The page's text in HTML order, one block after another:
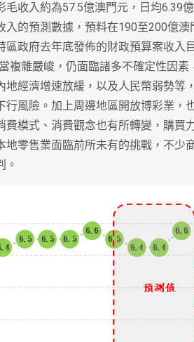
收入約為57.5億澳門元，日均6.39
的預測數據，預料在190至200億澳
政府去年底發佈的財政預算案收入
複雜嚴峻，仍面臨諸多不確定性因素
經濟增速放緩，以及人民幣弱勢等
風險。加上周邊地區開放博彩業，
模式、消費觀念也有所轉變，購買
零售業面臨前所未有的挑戰，不少
。